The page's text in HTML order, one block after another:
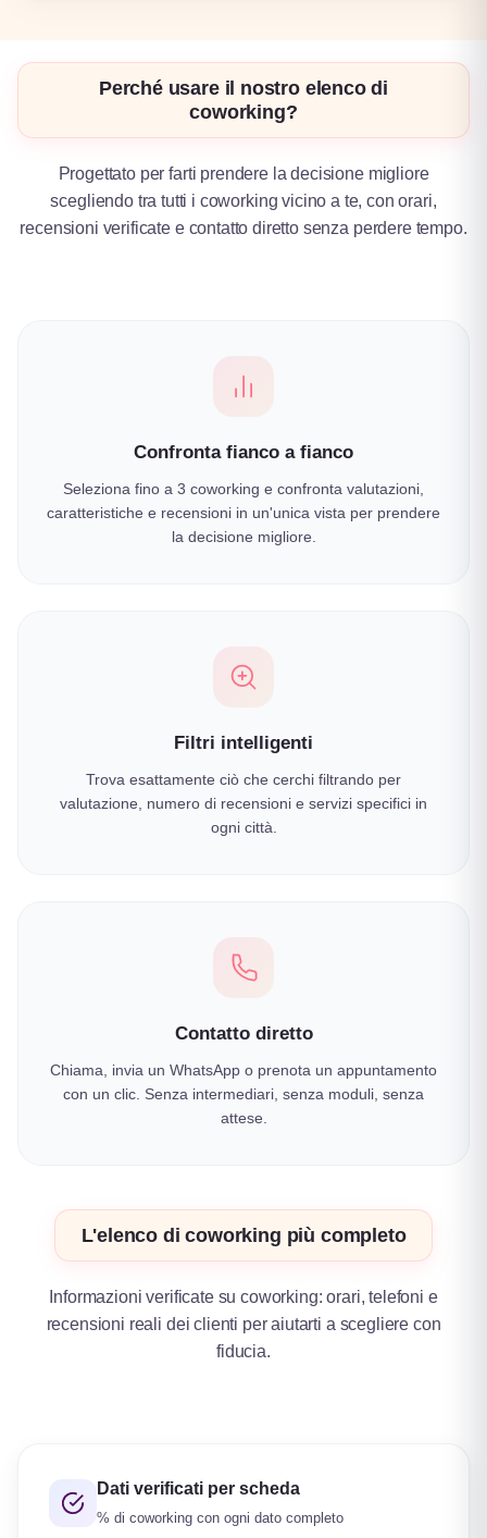
L'elenco di coworking più completo
Informazioni verificate su coworking: orari, telefoni e
recensioni reali dei clienti per aiutarti a scegliere con
fiducia.
Dati verificati per scheda
% di coworking con ogni dato completo
Perché usare il nostro elenco di
coworking?
Progettato per farti prendere la decisione migliore
scegliendo tra tutti i coworking vicino a te, con orari,
recensioni verificate e contatto diretto senza perdere tempo.
Confronta fianco a fianco
Seleziona fino a 3 coworking e confronta valutazioni,
caratteristiche e recensioni in un'unica vista per prendere
la decisione migliore.
Filtri intelligenti
Trova esattamente ciò che cerchi filtrando per
valutazione, numero di recensioni e servizi specifici in
ogni città.
Contatto diretto
Chiama, invia un WhatsApp o prenota un appuntamento
con un clic. Senza intermediari, senza moduli, senza
attese.